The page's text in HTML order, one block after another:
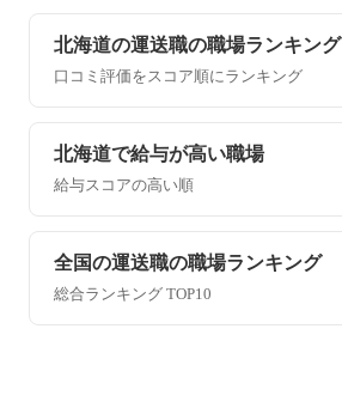
北海道の運送職の職場ランキング
口コミ評価をスコア順にランキング
北海道で給与が高い職場
給与スコアの高い順
全国の運送職の職場ランキング
総合ランキング TOP10